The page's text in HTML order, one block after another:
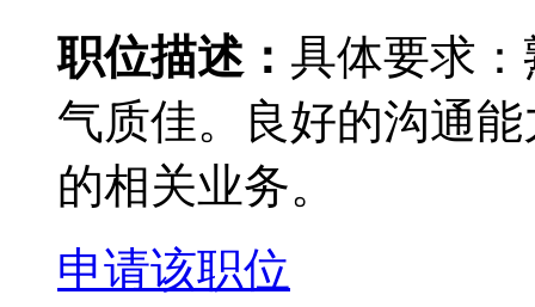
职位描述： 具体要求
气质佳。良好的沟通
的相关业务。
申请该职位